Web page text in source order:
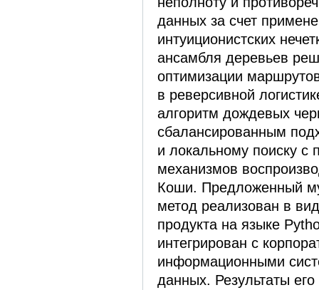
данных за счет
интуиционистских
ансамбля деревьев
оптимизации
в реверсивной
алгоритм дождевых
сбалансированным
и локальному поиску с
механизмов
Коши. Предложенный
метод реализован в
продукта на языке
интегрирован с
информационными
данных. Результаты его